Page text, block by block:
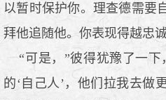
以暂时保护你。理查德需要
拜他追随他。你表现得越忠
“可是，”彼得犹豫了一下
的‘自己人’，他们拉我去做